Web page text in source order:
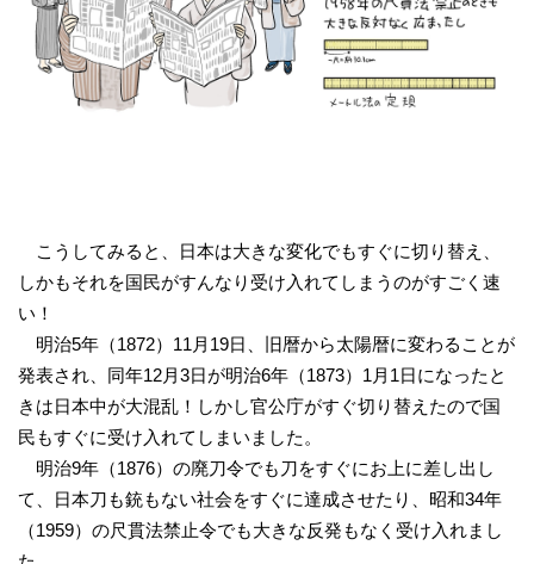
こうしてみると、日本は大きな変化でもすぐに切り替え、
しかもそれを国民がすんなり受け入れてしまうのがすごく速
い！
明治5年（1872）11月19日、旧暦から太陽暦に変わることが
発表され、同年12月3日が明治6年（1873）1月1日になったと
きは日本中が大混乱！しかし官公庁がすぐ切り替えたので国
民もすぐに受け入れてしまいました。
明治9年（1876）の廃刀令でも刀をすぐにお上に差し出し
て、日本刀も銃もない社会をすぐに達成させたり、昭和34年
（1959）の尺貫法禁止令でも大きな反発もなく受け入れまし